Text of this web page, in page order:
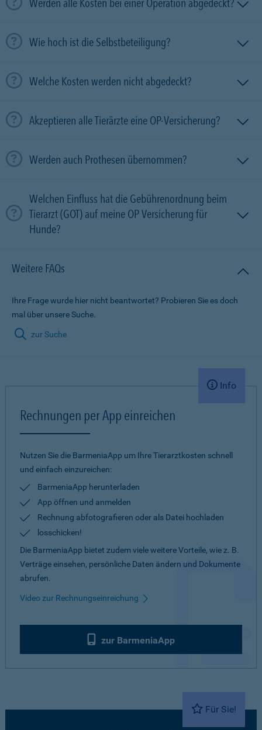
Werden alle Kosten bei einer Operation abgedeckt?
Wie hoch ist die Selbstbeteiligung?
Welche Kosten werden nicht abgedeckt?
Akzeptieren alle Tierärzte eine OP-Versicherung?
Werden auch Prothesen übernommen?
Welchen Einfluss hat die Gebührenordnung beim
Tierarzt (GOT) auf meine OP Versicherung für
Hunde?
Weitere FAQs
Ihre Frage wurde hier nicht beantwortet? Probieren Sie es doch
mal über unsere Suche.
zur Suche
Info
Rechnungen per App einreichen
Nutzen Sie die BarmeniaApp um Ihre Tierarztkosten schnell
und einfach einzureichen:
BarmeniaApp herunterladen
App öffnen und anmelden
Rechnung abfotografieren oder als Datei hochladen
losschicken!
Die BarmeniaApp bietet zudem viele weitere Vorteile, wie z. B.
Verträge einsehen, persönliche Daten ändern und Dokumente
abrufen.
Video zur Rechnungseinreichung
zur BarmeniaApp
Für Sie!